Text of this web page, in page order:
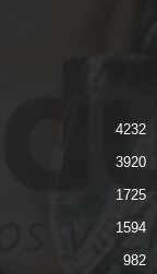
4232
3920
1725
1594
982